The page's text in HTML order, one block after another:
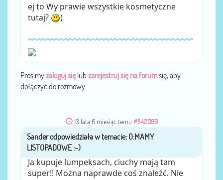
ej to Wy prawie wszystkie kosmetyczne
tutaj?
)
Prosimyzaloguj sięlub zarejestruj się na forumsię, aby
dołączyć do rozmowy.
13 lata 6 miesiąc temu #542099
przezSander
Ja kupuje lumpeksach, ciuchy mają tam
super!! Można naprawde coś znaleźć. Nie